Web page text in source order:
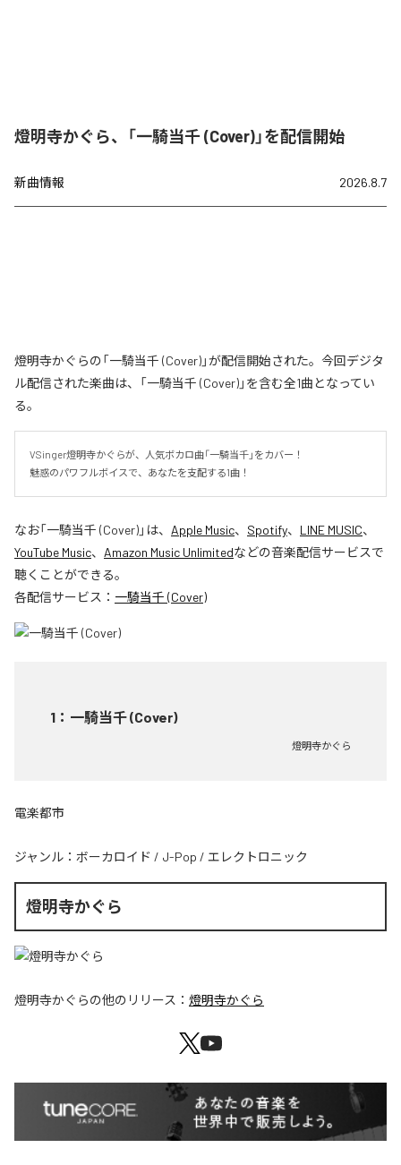
燈明寺かぐら、「一騎当千 (Cover)」を配信開始
新曲情報 2026.8.7
燈明寺かぐらの「一騎当千 (Cover)」が配信開始された。今回デジタ
ル配信された楽曲は、「一騎当千 (Cover)」を含む全1曲となってい
る。
VSinger燈明寺かぐらが、人気ボカロ曲「一騎当千」をカバー！
魅惑のパワフルボイスで、あなたを支配する1曲！
なお「一騎当千 (Cover)」は、 Apple Music、 Spotify、 LINE MUSIC、
YouTube Music、 Amazon Music Unlimitedなどの音楽配信サービスで
聴くことができる。
各配信サービス： 一騎当千 (Cover)
1 ： 一騎当千 (Cover)
燈明寺かぐら
電楽都市
ジャンル： ボーカロイド / J-Pop / エレクトロニック
燈明寺かぐら
燈明寺かぐらの他のリリース： 燈明寺かぐら